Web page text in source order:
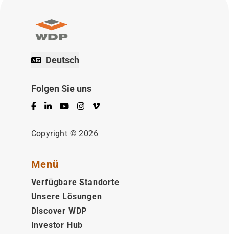
Deutsch
Folgen Sie uns
Facebook
LinkedInYouTubeInstagram
Vimeo
Copyright © 2026
Menü
Verfügbare Standorte
Unsere Lösungen
Discover WDP
Investor Hub